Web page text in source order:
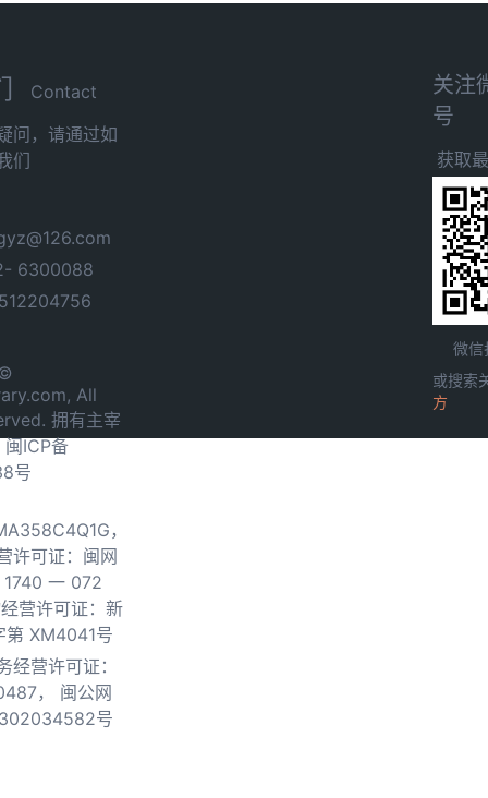
Contact
问，请通过如
们
6300088
All
拥有主宰
闽ICP备
号
，
许可证：闽网
一 072
营许可证：新
第 XM4041号
经营许可证：
，
闽公网
号
关注
号
获取
微信
或搜索
方